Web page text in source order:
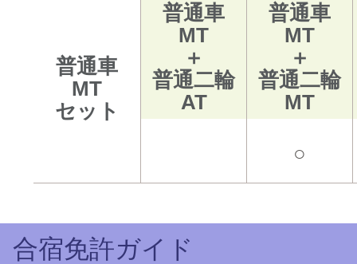
普通車
MT
セット
普通車
MT
＋
普通二輪
AT
普通車
MT
＋
普通二輪
MT
○
合宿免許ガイド